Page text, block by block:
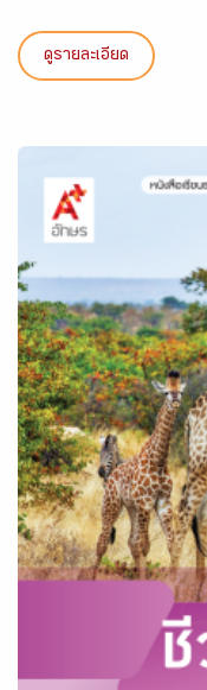
ดูรายละเอียด